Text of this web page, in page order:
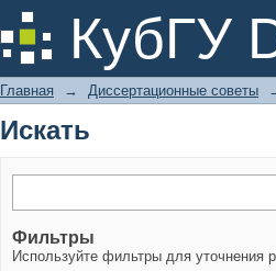
КубГУ
Искать
Главная → Диссертационные советы
Искать
Фильтры
Используйте фильтры для уточнения